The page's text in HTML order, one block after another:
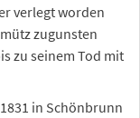
verlegt worden
zugunsten
zu seinem Tod mit
in Schönbrunn